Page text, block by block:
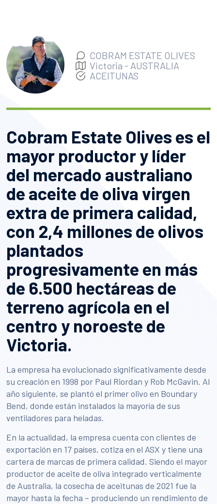
COBRAM ESTATE OLIVES
Victoria - AUSTRALIA
ACEITUNAS
Cobram Estate Olives es el
mayor productor y líder
del mercado australiano
de aceite de oliva virgen
extra de primera calidad,
con 2,4 millones de olivos
plantados
progresivamente en más
de 6.500 hectáreas de
terreno agrícola en el
centro y noroeste de
Victoria.
La empresa ha evolucionado significativamente desde
su creación en 1998 por Paul Riordan y Rob McGavin. Al
año siguiente, se plantó el primer olivo en Boundary
Bend, donde están instalados la mayoría de sus
ventiladores para heladas.
En la actualidad, la empresa cuenta con clientes de
exportación en 17 países, cotiza en el ASX y tiene una
cartera de marcas de primera calidad. Siendo el mayor
productor de aceite de oliva integrado verticalmente
de Australia, la cosecha de aceitunas de 2021 fue la
mayor hasta la fecha – produciendo un rendimiento de